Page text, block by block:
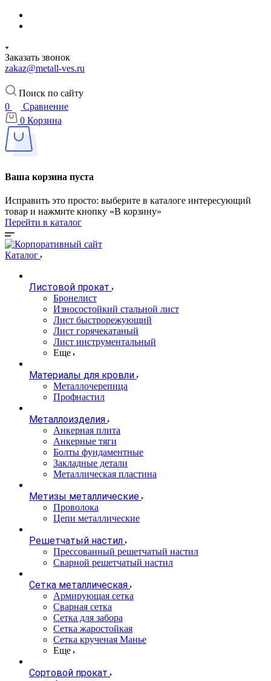
Заказать звонок
zakaz@metall-ves.ru
Поиск по сайту
0
Сравнение
0 Корзина
Ваша корзина пуста
Исправить это просто: выберите в каталоге интересующий
товар и нажмите кнопку «В корзину»
Перейти в каталог
Каталог
Листовой прокат
Бронелист
Износостойкий стальной лист
Лист быстрорежующий
Лист горячекатаный
Лист инструментальный
Еще
Материалы для кровли
Металлочерепица
Профнастил
Металлоизделия
Анкерная плита
Анкерные тяги
Болты фундаментные
Закладные детали
Металлическая пластина
Метизы металлические
Проволока
Цепи металлические
Решетчатый настил
Прессованный решетчатый настил
Сварной решетчатый настил
Сетка металлическая
Армирующая сетка
Сварная сетка
Сетка для забора
Сетка жаростойкая
Сетка крученая Манье
Еще
Сортовой прокат